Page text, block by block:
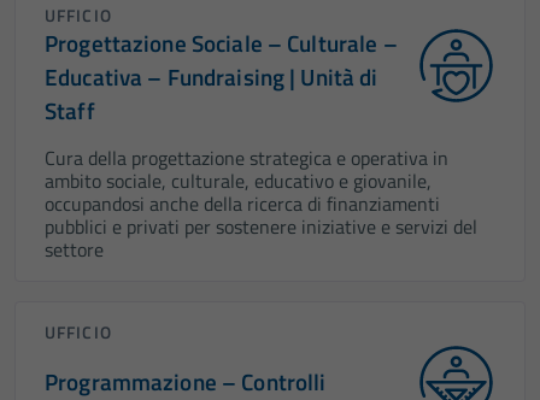
UFFICIO
Progettazione Sociale – Culturale –
Educativa – Fundraising | Unità di
Staff
Cura della progettazione strategica e operativa in
ambito sociale, culturale, educativo e giovanile,
occupandosi anche della ricerca di finanziamenti
pubblici e privati per sostenere iniziative e servizi del
settore
UFFICIO
Programmazione – Controlli